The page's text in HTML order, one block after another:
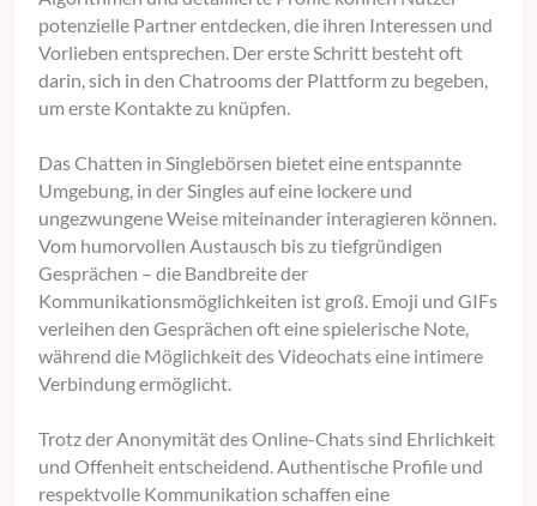
potenzielle Partner entdecken, die ihren Interessen und
Vorlieben entsprechen. Der erste Schritt besteht oft
darin, sich in den Chatrooms der Plattform zu begeben,
um erste Kontakte zu knüpfen.
Das Chatten in Singlebörsen bietet eine entspannte
Umgebung, in der Singles auf eine lockere und
ungezwungene Weise miteinander interagieren können.
Vom humorvollen Austausch bis zu tiefgründigen
Gesprächen – die Bandbreite der
Kommunikationsmöglichkeiten ist groß. Emoji und GIFs
verleihen den Gesprächen oft eine spielerische Note,
während die Möglichkeit des Videochats eine intimere
Verbindung ermöglicht.
Trotz der Anonymität des Online-Chats sind Ehrlichkeit
und Offenheit entscheidend. Authentische Profile und
respektvolle Kommunikation schaffen eine